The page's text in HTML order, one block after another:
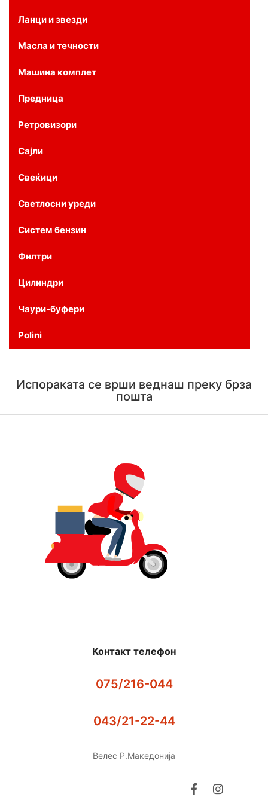
Ланци и звезди
Масла и течности
Машина комплет
Предница
Ретровизори
Сајли
Свеќици
Светлосни уреди
Систем бензин
Филтри
Цилиндри
Чаури-буфери
Polini
Испораката се врши веднаш преку брза
пошта
Контакт телефон
075/216-044
043/21-22-44
Велес Р.Македонија